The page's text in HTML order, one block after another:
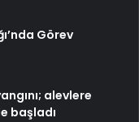
Görev
alevlere
başladı